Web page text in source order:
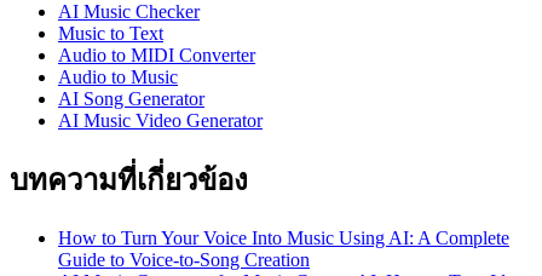
AI Music Checker
Music to Text
Audio to MIDI Converter
Audio to Music
AI Song Generator
AI Music Video Generator
บทความที่เกี่ยวข้อง
How to Turn Your Voice Into Music Using AI: A Complete
Guide to Voice-to-Song Creation